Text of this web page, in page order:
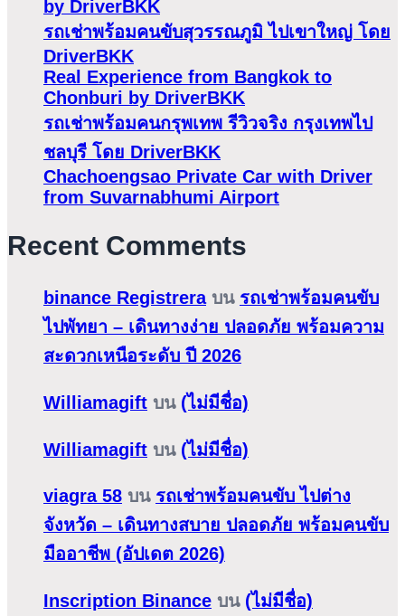
by DriverBKK
รถเช่าพร้อมคนขับสุวรรณภูมิ ไปเขาใหญ่ โดย
DriverBKK
Real Experience from Bangkok to
Chonburi by DriverBKK
รถเช่าพร้อมคนกรุพเทพ รีวิวจริง กรุงเทพไป
ชลบุรี โดย DriverBKK
Chachoengsao Private Car with Driver
from Suvarnabhumi Airport
Recent Comments
binance Registreraบน รถเช่าพร้อมคนขับ
ไปพัทยา – เดินทางง่าย ปลอดภัย พร้อมความ
สะดวกเหนือระดับ ปี 2026
Williamagift บน (ไม่มีชื่อ)
Williamagift บน (ไม่มีชื่อ)
viagra 58 บน รถเช่าพร้อมคนขับ ไปต่าง
จังหวัด – เดินทางสบาย ปลอดภัย พร้อมคนขับ
มืออาชีพ (อัปเดต 2026)
Inscription Binance บน (ไม่มีชื่อ)